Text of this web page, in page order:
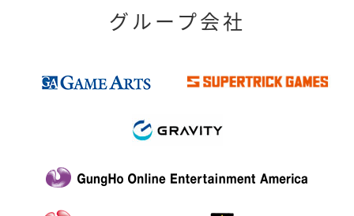
グループ会社